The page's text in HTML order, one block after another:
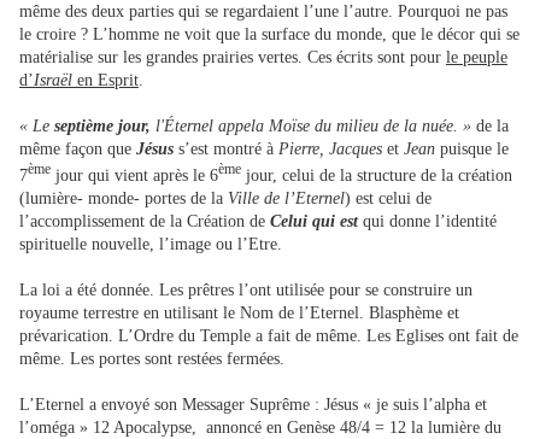
même des deux parties qui se regardaient l’une l’autre. Pourquoi ne pas
le croire ? L’homme ne voit que la surface du monde, que le décor qui se
matérialise sur les grandes prairies vertes. Ces écrits sont pour le peuple
d’Israël en Esprit.
« Le septième jour, l'Éternel appela Moïse du milieu de la nuée. » de la
même façon que Jésus s’est montré à Pierre, Jacques et Jean puisque le
7ème jour qui vient après le 6ème jour, celui de la structure de la création
(lumière- monde- portes de la Ville de l’Eternel) est celui de
l’accomplissement de la Création de Celui qui estqui donne l’identité
spirituelle nouvelle, l’image ou l’Etre.
La loi a été donnée. Les prêtres l’ont utilisée pour se construire un
royaume terrestre en utilisant le Nom de l’Eternel. Blasphème et
prévarication. L’Ordre du Temple a fait de même. Les Eglises ont fait de
même. Les portes sont restées fermées.
L’Eternel a envoyé son Messager Suprême : Jésus « je suis l’alpha et
l’oméga » 12 Apocalypse, annoncé en Genèse 48/4 = 12 la lumière du